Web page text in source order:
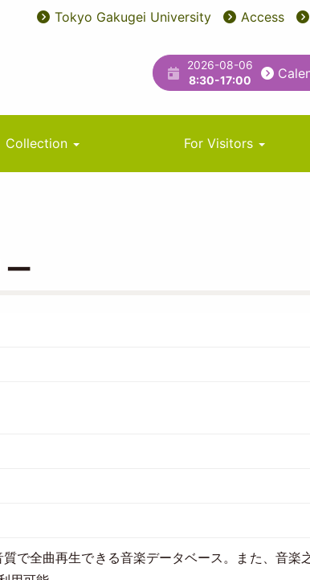
User
ユ
ィ
リ
テ
Tokyo Gakugei University Access
2026-08-06
8:30-17:00
Collection For Visitors
で全曲再生できる音楽データベース。また、音楽